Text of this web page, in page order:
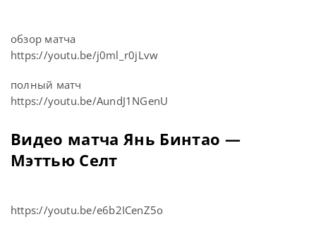
обзор матча
https://youtu.be/j0ml_r0jLvw
полный матч
https://youtu.be/AundJ1NGenU
Видео матча Янь Бинтао —
Мэттью Селт
https://youtu.be/e6b2ICenZ5o